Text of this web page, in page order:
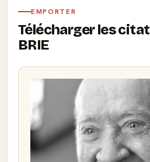
EMPORTER
Télécharger les
BRIE